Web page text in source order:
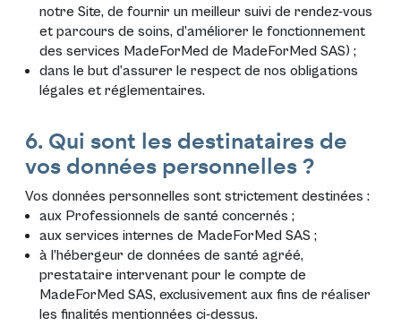
notre Site, de fournir un meilleur suivi de rendez-vous
et parcours de soins, d’améliorer le fonctionnement
des services MadeForMed de MadeForMed SAS) ;
dans le but d’assurer le respect de nos obligations
légales et réglementaires.
6. Qui sont les destinataires de
vos données personnelles ?
Vos données personnelles sont strictement destinées :
aux Professionnels de santé concernés ;
aux services internes de MadeForMed SAS ;
à l’hébergeur de données de santé agréé,
prestataire intervenant pour le compte de
MadeForMed SAS, exclusivement aux fins de réaliser
les finalités mentionnées ci-dessus.